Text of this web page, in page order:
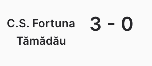
C.S. Fortuna
Tămădău
3 - 0